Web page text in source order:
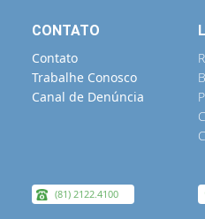
CONTATO
Contato
Trabalhe Conosco
Canal de Denúncia
(81) 2122.4100